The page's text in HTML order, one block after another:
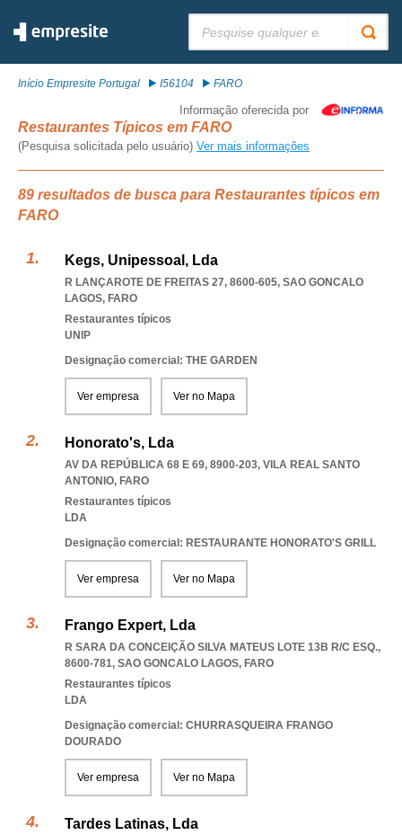
Início Empresite Portugal I56104 FARO
Informação oferecida por
Restaurantes Típicos em FARO
(Pesquisa solicitada pelo usuário) Ver mais informações
89 resultados de busca para Restaurantes típicos em
FARO
Kegs, Unipessoal, Lda
R LANÇAROTE DE FREITAS 27, 8600-605, SAO GONCALO
LAGOS, FARO
Restaurantes típicos
UNIP
Designação comercial: THE GARDEN
Ver empresa Ver no Mapa
Honorato's, Lda
AV DA REPÚBLICA 68 E 69, 8900-203, VILA REAL SANTO
ANTONIO, FARO
Restaurantes típicos
LDA
Designação comercial: RESTAURANTE HONORATO'S GRILL
Ver empresa Ver no Mapa
Frango Expert, Lda
R SARA DA CONCEIÇÃO SILVA MATEUS LOTE 13B R/C ESQ.,
8600-781, SAO GONCALO LAGOS, FARO
Restaurantes típicos
LDA
Designação comercial: CHURRASQUEIRA FRANGO
DOURADO
Ver empresa Ver no Mapa
Tardes Latinas, Lda